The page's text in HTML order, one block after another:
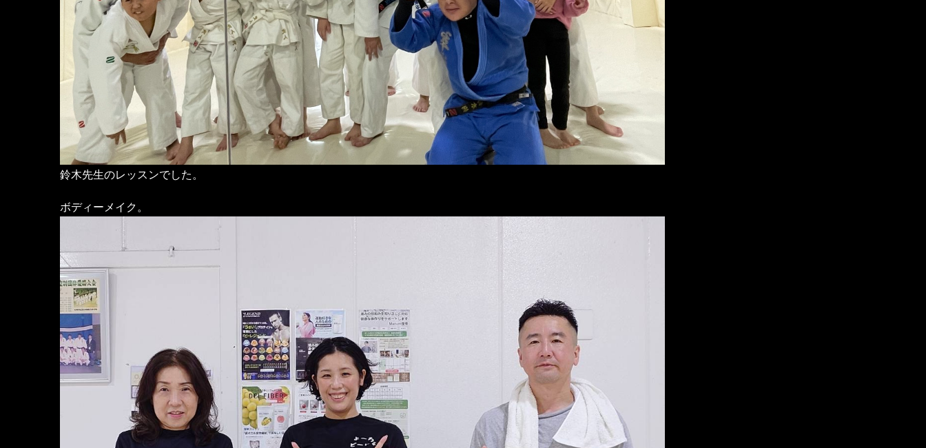
鈴木先生のレッスンでした。
ボディーメイク。